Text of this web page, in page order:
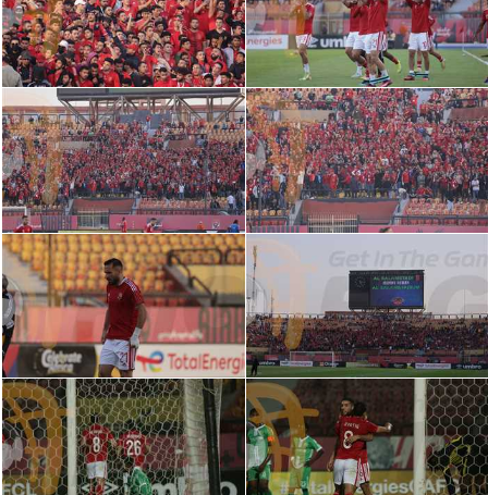
دوري أبطال أوروبا
القسم الثاني
رياضات أخرى
أمم إفريقيا
كرة السلة الأمريكية
كرة يد
كرة طائرة
الوطن العربي
في المونديال
رياضة نسائية